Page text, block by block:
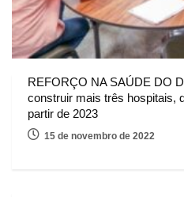
REFORÇO NA SAÚDE DO
construir mais três hospitais,
partir de 2023
15 de novembro de 2022